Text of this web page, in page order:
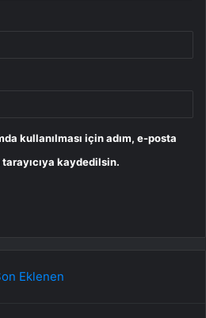
kullanılması için adım, e-posta
kaydedilsin.
Eklenen